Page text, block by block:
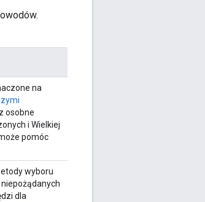
na
osobne
i Wielkiej
pomóc
wyboru
dla